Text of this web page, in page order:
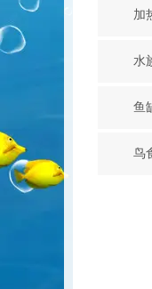
加
水
鱼
鸟